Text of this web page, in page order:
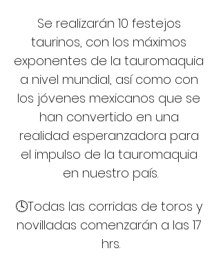
Se realizarán 10 festejos
taurinos, con los máximos
exponentes de la tauromaquia
a nivel mundial, así como con
los jóvenes mexicanos que se
han convertido en una
realidad esperanzadora para
el impulso de la tauromaquia
en nuestro país.
🕓Todas las corridas de toros y
novilladas comenzarán a las 17
hrs.